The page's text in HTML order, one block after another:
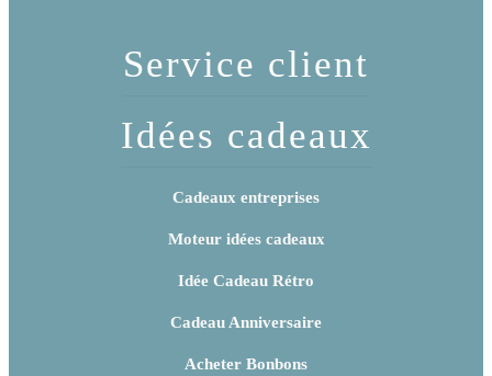
Service client
Idées cadeaux
Cadeaux entreprises
Moteur idées cadeaux
Idée Cadeau Rétro
Cadeau Anniversaire
Acheter Bonbons